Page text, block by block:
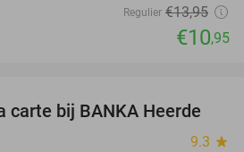
Regulier €13,95
€10,95
53%
carte bij BANKA Heerde
9.3 star